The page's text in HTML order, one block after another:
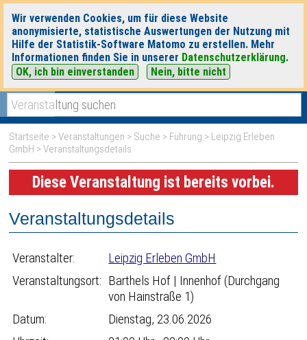
Wir verwenden Cookies, um für diese Website
anonymisierte, statistische Auswertungen der Nutzung mit
Hilfe der Statistik-Software Matomo zu erstellen. Mehr
Informationen finden Sie in unserer Datenschutzerklärung.
OK, ich bin einverstanden
Nein, bitte nicht
heute|morgen|
Startseite >Veranstaltungen > Suche > Führung > Leipzig Erleben
GmbH > Veranstaltungsdetails
Diese Veranstaltung ist bereits vorbei.
Veranstaltungsdetails
Veranstalter:
Leipzig Erleben GmbH
Veranstaltungsort: Barthels Hof | Innenhof (Durchgang
von Hainstraße 1)
Datum:
Dienstag, 23.06.2026